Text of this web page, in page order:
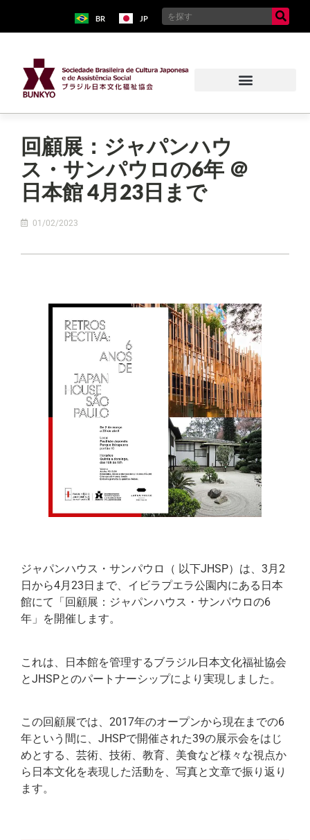
BR JP
回顧展：ジャパンハウ
ス・サンパウロの6年 ＠
日本館 4月23日まで
01/02/2023
ジャパンハウス・サンパウロ（ 以下JHSP）は、3月2
日から4月23日まで、イビラプエラ公園内にある日本
館にて「回顧展：ジャパンハウス・サンパウロの6
年」を開催します。
これは、日本館を管理するブラジル日本文化福祉協会
とJHSPとのパートナーシップにより実現しました。
この回顧展では、2017年のオープンから現在までの6
年という間に、JHSPで開催された39の展示会をはじ
めとする、芸術、技術、教育、美食など様々な視点か
ら日本文化を表現した活動を、写真と文章で振り返り
ます。